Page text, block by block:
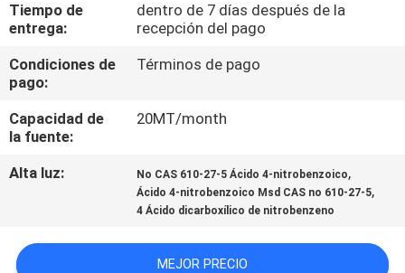
ÉNTRENOS
EN
CONTACTO
CON
NOTICIAS
CASOS
Tiempo de
entrega:
dentro de 7 días después de la
recepción del pago
Condiciones de
pago:
Términos de pago
Capacidad de
la fuente:
20MT/month
Alta luz: No CAS 610-27-5 Ácido 4-nitrobenzoico,
Ácido 4-nitrobenzoico Msd CAS no 610-27-5,
4 Ácido dicarboxílico de nitrobenzeno
MEJOR PRECIO